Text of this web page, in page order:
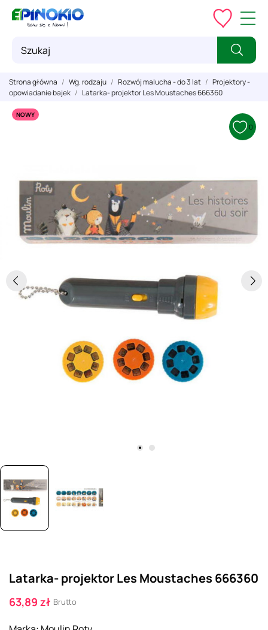
Strona główna Wg. rodzaju Rozwój malucha - do 3 lat
Projektory -
opowiadanie bajek
Latarka- projektor Les Moustaches 666360
NOWY
0
Latarka- projektor Les Moustaches 666360
63,89 zł Brutto